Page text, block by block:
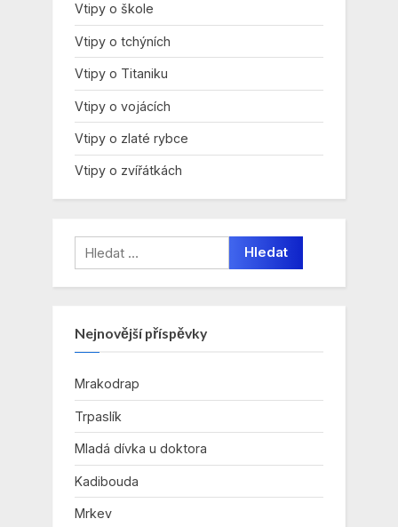
Vtipy o škole
Vtipy o tchýních
Vtipy o Titaniku
Vtipy o vojácích
Vtipy o zlaté rybce
Vtipy o zvířátkách
Vyhledávání
Nejnovější příspěvky
Mrakodrap
Trpaslík
Mladá dívka u doktora
Kadibouda
Mrkev